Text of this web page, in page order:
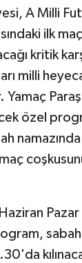
A Milli
ilk
kritik
milli
özel